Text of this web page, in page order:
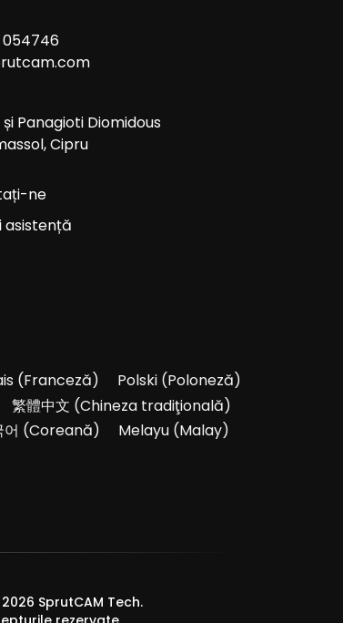
054746
și Panagioti Diomidous
Cipru
ne
asistență
(Franceză) Polski (Poloneză)
繁體中文 (Chineza tradiţională)
어 (Coreană) Melayu(Malay)
2026 SprutCAM Tech.